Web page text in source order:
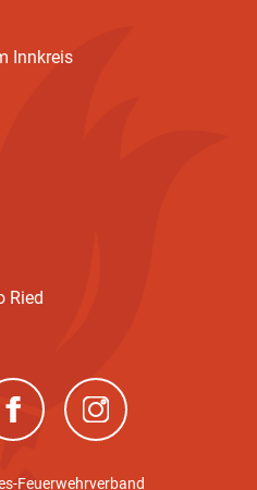
Innkreis
Ried
(neues Fenster)(neues Fenster)
Feuerwehrverband